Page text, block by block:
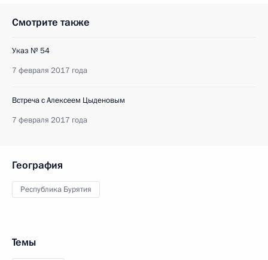
Смотрите также
Указ № 54
7 февраля 2017 года
Встреча с Алексеем Цыденовым
7 февраля 2017 года
География
Республика Бурятия
Темы